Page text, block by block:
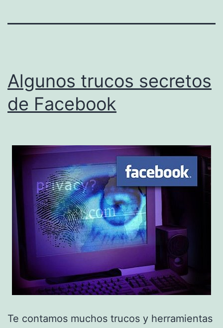
Algunos trucos secretos
de Facebook
Te contamos muchos trucos y herramientas